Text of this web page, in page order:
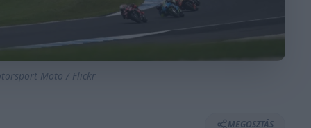
Moto / Flickr
MEGOSZTÁS